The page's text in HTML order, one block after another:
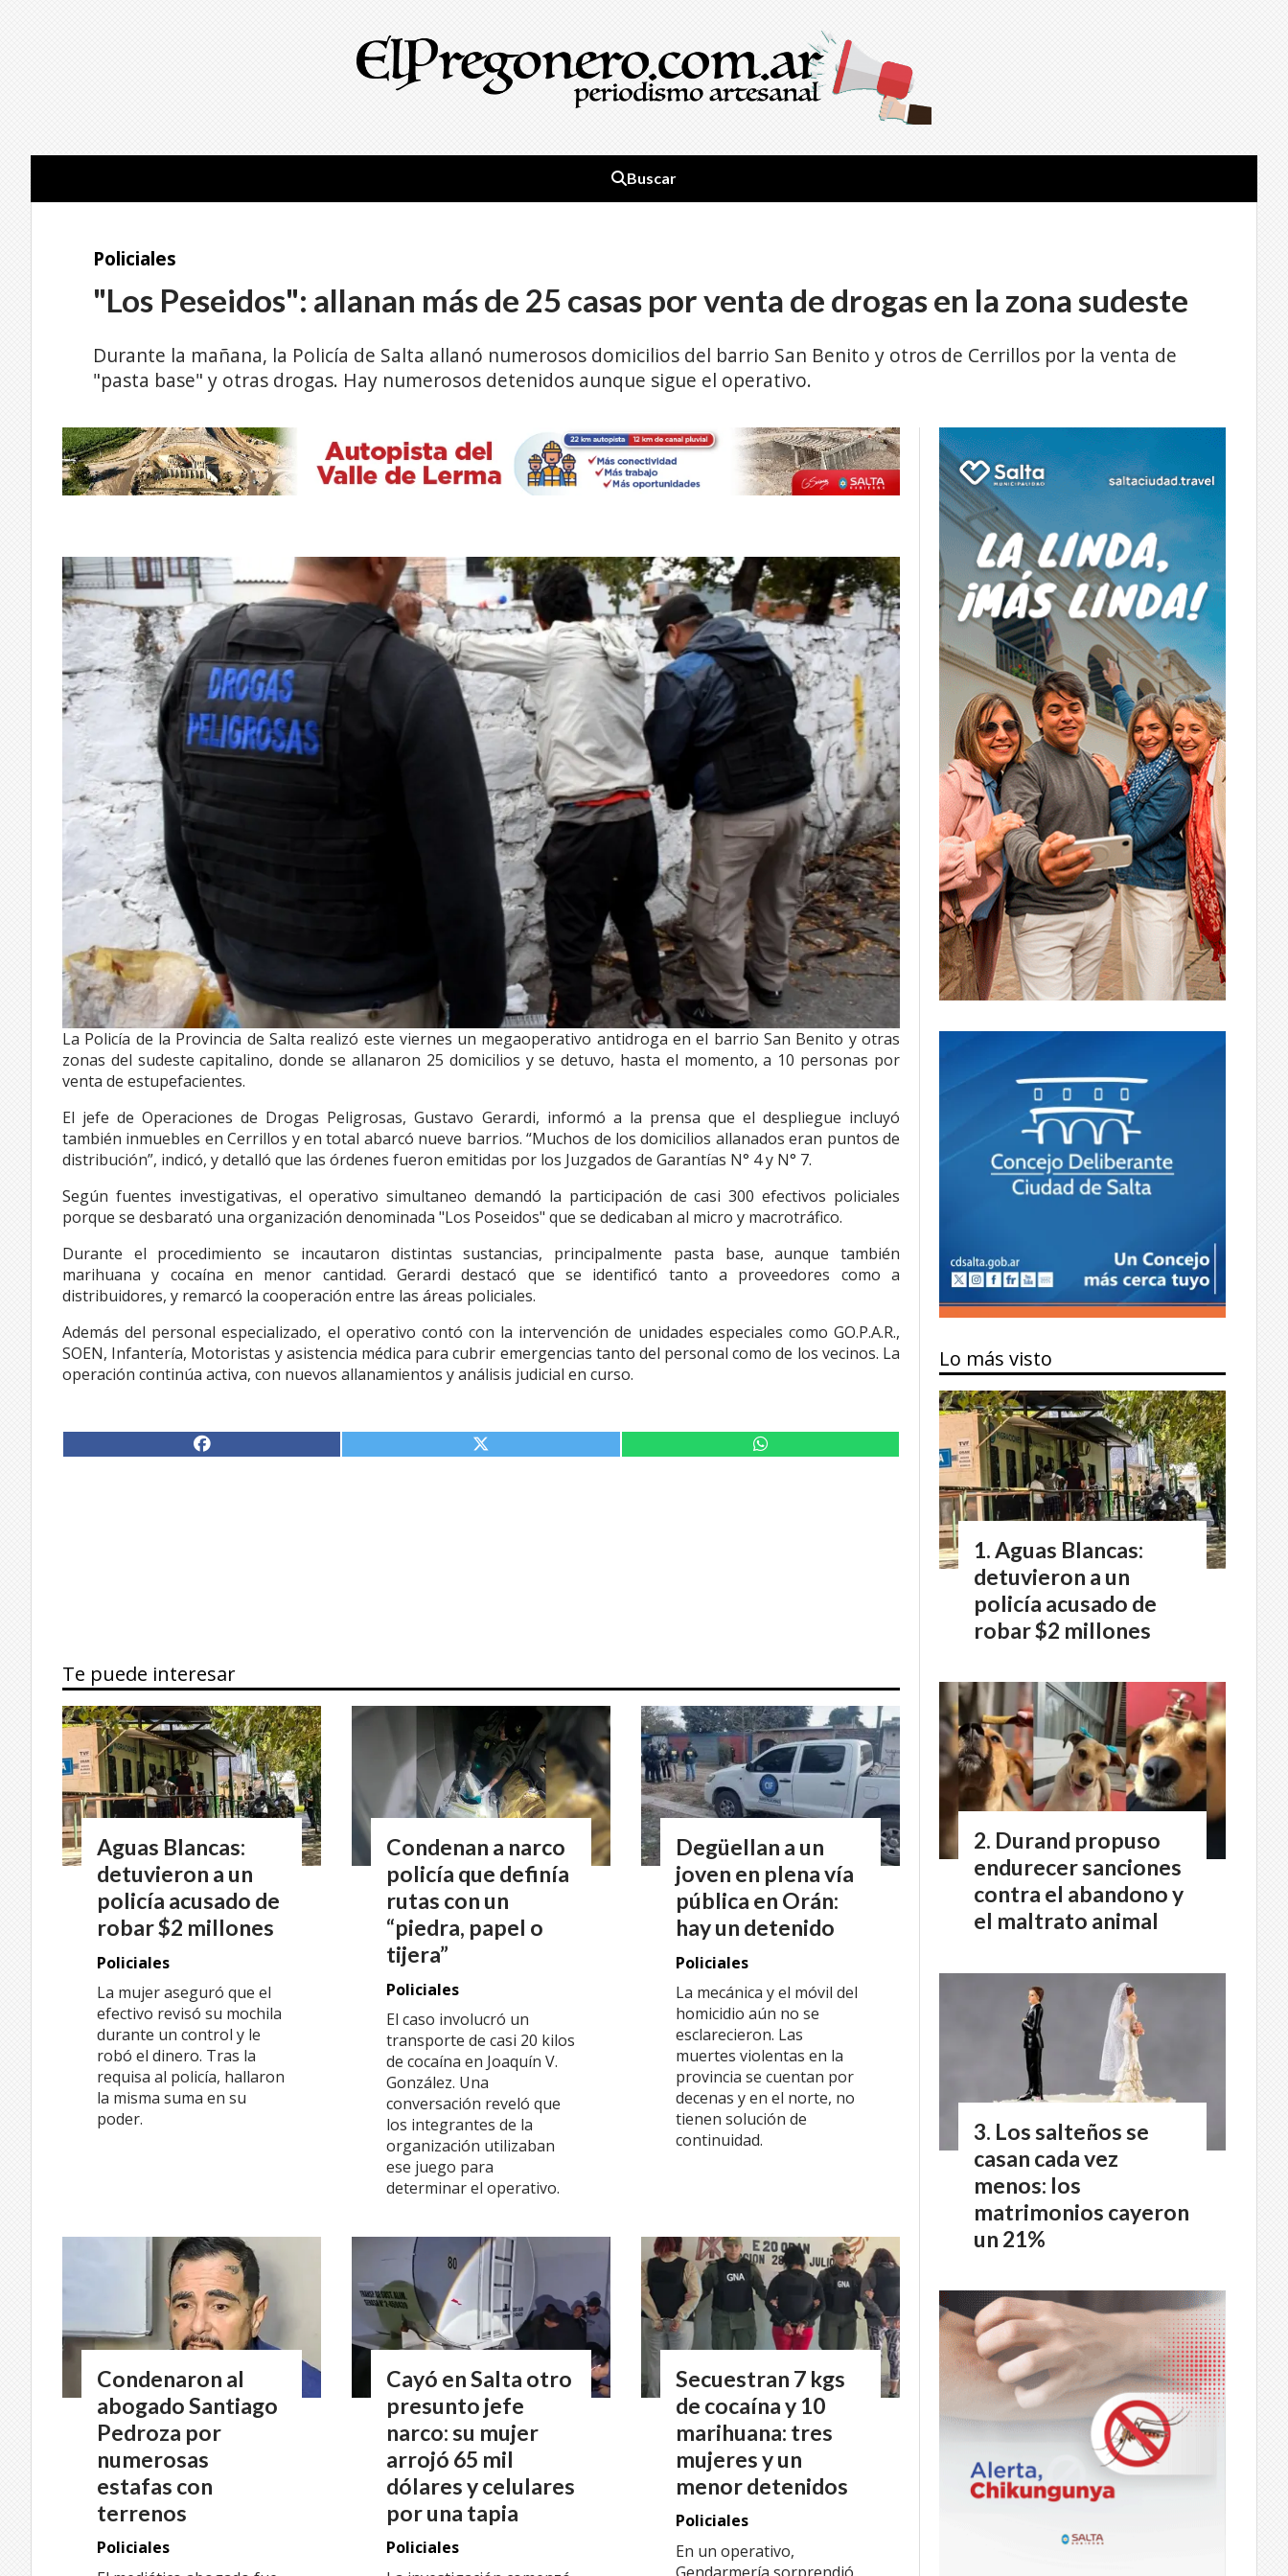
Buscar
"Los Peseidos": allanan más de 25 casas por venta de drogas en la zona sudeste
Durante la mañana, la Policía de Salta allanó numerosos domicilios del barrio San Benito y otros de Cerrillos por la venta de
"pasta base" y otras drogas. Hay numerosos detenidos aunque sigue el operativo.
Policiales
La Policía de la Provincia de Salta realizó este viernes un megaoperativo antidroga en el barrio San Benito y otras
zonas del sudeste capitalino, donde se allanaron 25 domicilios y se detuvo, hasta el momento, a 10 personas por
venta de estupefacientes.
El jefe de Operaciones de Drogas Peligrosas, Gustavo Gerardi, informó a la prensa que el despliegue incluyó
también inmuebles en Cerrillos y en total abarcó nueve barrios. “Muchos de los domicilios allanados eran puntos de
distribución”, indicó, y detalló que las órdenes fueron emitidas por los Juzgados de Garantías N° 4 y N° 7.
Según fuentes investigativas, el operativo simultaneo demandó la participación de casi 300 efectivos policiales
porque se desbarató una organización denominada "Los Poseidos" que se dedicaban al micro y macrotráfico.
Durante el procedimiento se incautaron distintas sustancias, principalmente pasta base, aunque también
marihuana y cocaína en menor cantidad. Gerardi destacó que se identificó tanto a proveedores como a
distribuidores, y remarcó la cooperación entre las áreas policiales.
Además del personal especializado, el operativo contó con la intervención de unidades especiales como GO.P.A.R.,
SOEN, Infantería, Motoristas y asistencia médica para cubrir emergencias tanto del personal como de los vecinos. La
operación continúa activa, con nuevos allanamientos y análisis judicial en curso.
Te puede interesar
Aguas Blancas:
detuvieron a un
policía acusado de
robar $2 millones
Policiales
La mujer aseguró que el
efectivo revisó su mochila
durante un control y le
robó el dinero. Tras la
requisa al policía, hallaron
la misma suma en su
poder.
Condenan a narco
policía que definía
rutas con un
“piedra, papel o
tijera”
Policiales
El caso involucró un
transporte de casi 20 kilos
de cocaína en Joaquín V.
González. Una
conversación reveló que
los integrantes de la
organización utilizaban
ese juego para
determinar el operativo.
Degüellan a un
joven en plena vía
pública en Orán:
hay un detenido
Policiales
La mecánica y el móvil del
homicidio aún no se
esclarecieron. Las
muertes violentas en la
provincia se cuentan por
decenas y en el norte, no
tienen solución de
continuidad.
Condenaron al
abogado Santiago
Pedroza por
numerosas
estafas con
terrenos
Policiales
Cayó en Salta otro
presunto jefe
narco: su mujer
arrojó 65 mil
dólares y celulares
por una tapia
Policiales
Secuestran 7 kgs
de cocaína y 10
marihuana: tres
mujeres y un
menor detenidos
Policiales
En un operativo,
Lo más visto
Aguas Blancas:
detuvieron a un
policía acusado de
robar $2 millones
Durand propuso
endurecer sanciones
contra el abandono y
el maltrato animal
Los salteños se
casan cada vez
menos: los
matrimonios cayeron
un 21%